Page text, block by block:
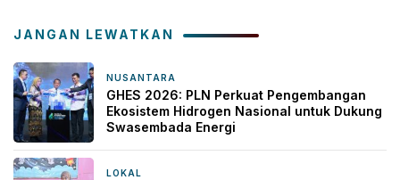
JANGAN LEWATKAN
NUSANTARA
GHES 2026: PLN Perkuat Pengembangan
Ekosistem Hidrogen Nasional untuk Dukung
Swasembada Energi
LOKAL